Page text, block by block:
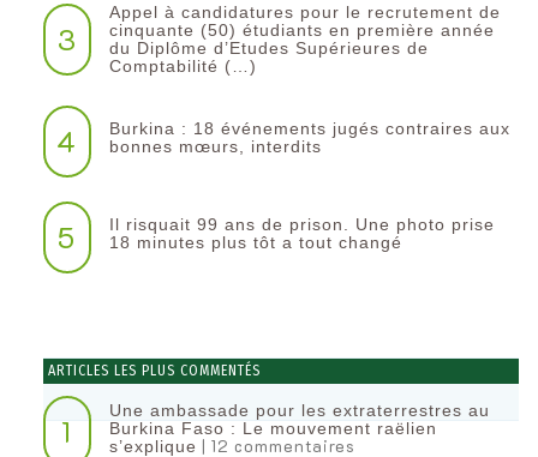
3
Appel à candidatures pour le recrutement de
cinquante (50) étudiants en première année
du Diplôme d’Etudes Supérieures de
Comptabilité (…)
4
Burkina : 18 événements jugés contraires aux
bonnes mœurs, interdits
5
Il risquait 99 ans de prison. Une photo prise
18 minutes plus tôt a tout changé
ARTICLES LES PLUS COMMENTÉS
1
Une ambassade pour les extraterrestres au
Burkina Faso : Le mouvement raëlien
s’explique | 12 commentaires